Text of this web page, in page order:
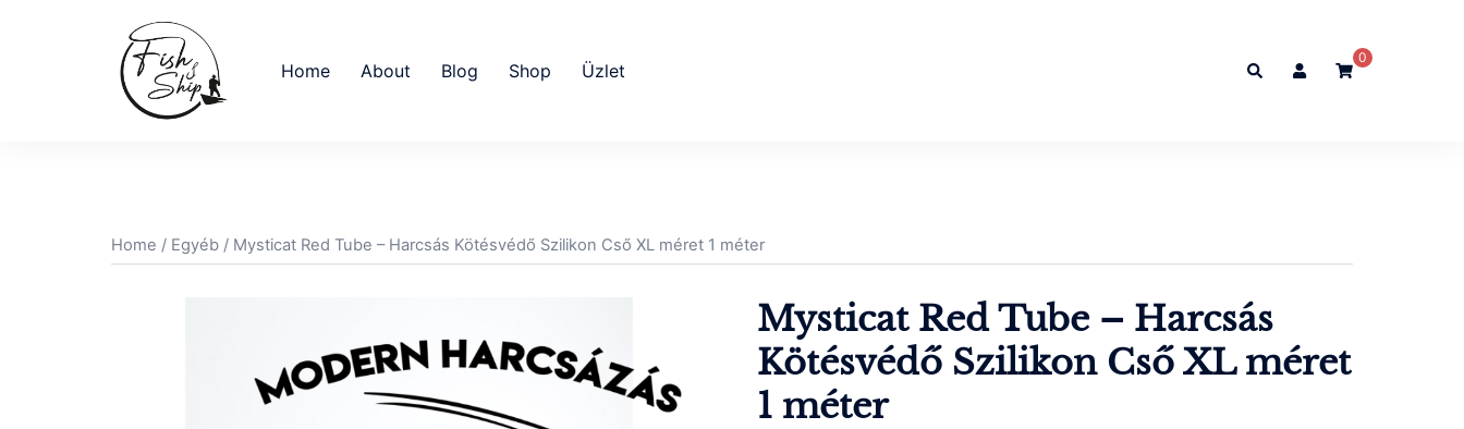
Home About Blog Shop Üzlet Search
0
Home / Egyéb / Mysticat Red Tube – Harcsás Kötésvédő Szilikon Cső XL méret 1 méter
Mysticat Red Tube – Harcsás
Kötésvédő Szilikon Cső XL méret
1 méter